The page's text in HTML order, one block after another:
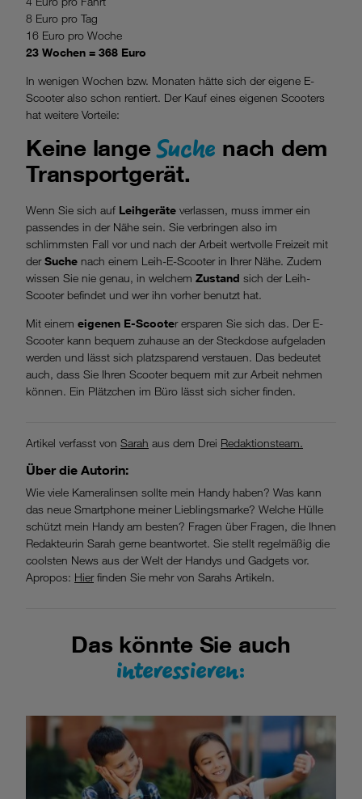
8 Euro pro Tag
16 Euro pro Woche
23 Wochen = 368 Euro
In wenigen Wochen bzw. Monaten hätte sich der eigene E-
Scooter also schon rentiert. Der Kauf eines eigenen Scooters
hat weitere Vorteile:
Keine lange Suche nach dem
Transportgerät.
Wenn Sie sich auf Leihgeräte verlassen, muss immer ein
passendes in der Nähe sein. Sie verbringen also im
schlimmsten Fall vor und nach der Arbeit wertvolle Freizeit mit
derSuche nach einem Leih-E-Scooter in Ihrer Nähe. Zudem
wissen Sie nie genau, in welchem Zustand sich der Leih-
Scooter befindet und wer ihn vorher benutzt hat.
Mit einem eigenen E-Scooter ersparen Sie sich das. Der E-
Scooter kann bequem zuhause an der Steckdose aufgeladen
werden und lässt sich platzsparend verstauen. Das bedeutet
auch, dass Sie Ihren Scooter bequem mit zur Arbeit nehmen
können. Ein Plätzchen im Büro lässt sich sicher finden.
Artikel verfasst von Sarah aus dem Drei Redaktionsteam.
Über die Autorin:
Wie viele Kameralinsen sollte mein Handy haben? Was kann
das neue Smartphone meiner Lieblingsmarke? Welche Hülle
schützt mein Handy am besten? Fragen über Fragen, die Ihnen
Redakteurin Sarah gerne beantwortet. Sie stellt regelmäßig die
coolsten News aus der Welt der Handys und Gadgets vor.
Apropos: Hierfinden Sie mehr von Sarahs Artikeln.
Das könnte Sie auch
interessieren: